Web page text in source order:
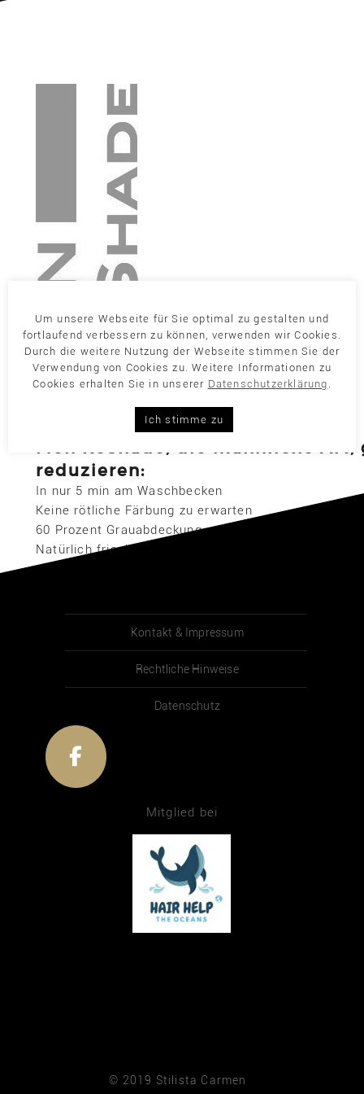
Men ReShade, die männliche Art,
reduzieren:
In nur 5 min am Waschbecken
Keine rötliche Färbung zu erwarten
60 Prozent Grauabdeckung
Natürlich frisches Aussehen
Kontakt & Impressum
Rechtliche Hinweise
Datenschutz
Mitglied bei
© 2019 Stilista Carmen
Um unsere Webseite für Sie optimal zu gestalten und
fortlaufend verbessern zu können, verwenden wir Cookies.
Durch die weitere Nutzung der Webseite stimmen Sie der
Verwendung von Cookies zu. Weitere Informationen zu
Cookies erhalten Sie in unserer Datenschutzerklärung .
Ich stimme zu